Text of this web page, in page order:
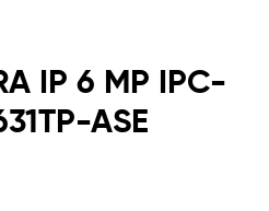
IP 6 MP IPC-
ASE